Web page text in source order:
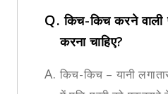
Q.किच-किच करने वाली
करना चाहिए?
A. किच-किच – यानी